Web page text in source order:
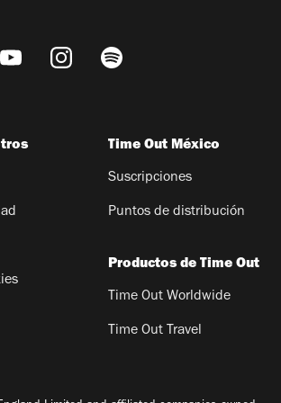
Time Out México
Suscripciones
Puntos de distribución
Productos de Time Out
Time Out Worldwide
Time Out Travel